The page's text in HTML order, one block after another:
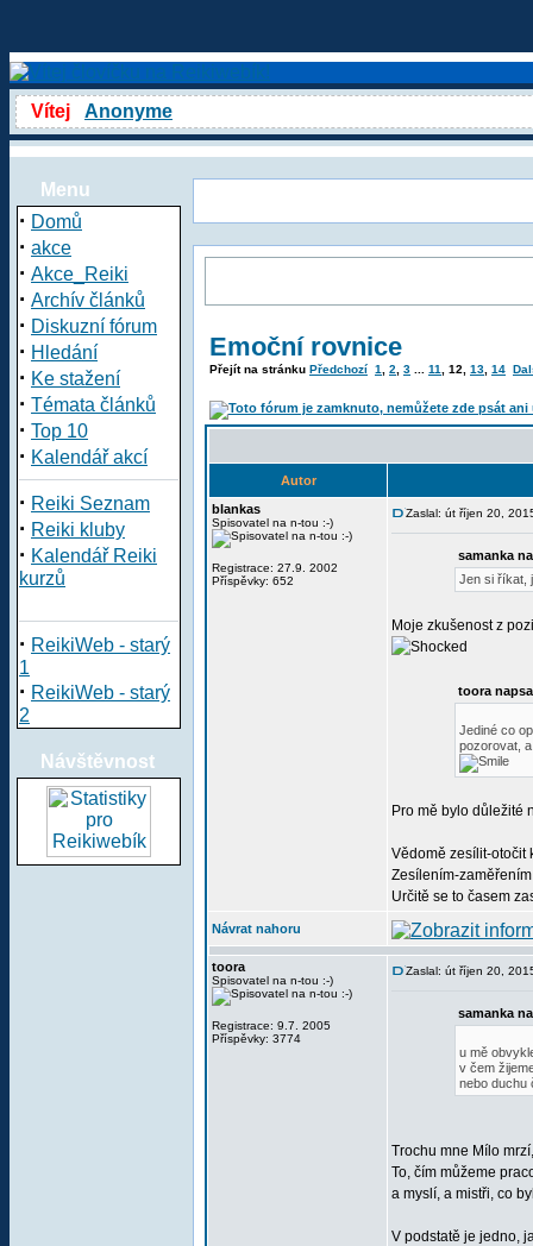
Vítej Anonyme
Menu
· Domů
· akce
· Akce_Reiki
· Archív článků
· Diskuzní fórum
· Hledání
· Ke stažení
· Témata článků
· Top 10
· Kalendář akcí
· Reiki Seznam
· Reiki kluby
· Kalendář Reiki
kurzů
· ReikiWeb - starý
1
· ReikiWeb - starý
2
Návštěvnost
Emoční rovnice
Přejít na stránku Předchozí 1 2 3 11 12 13 14
Autor
blankas
Spisovatel na n-tou :-)
Registrace: 27.9. 2002
Příspěvky: 652
Zaslal: út říjen 20,
samanka
Jen si říkat,
Moje zkušenost z
toora
Jediné co
pozorovat,
Pro mě bylo důležité
Vědomě zesílit-otočit
Zesílením-
Určitě se to časem
Návrat nahoru
toora
Spisovatel na n-tou :-)
Registrace: 9.7. 2005
Příspěvky: 3774
Zaslal: út říjen 20,
samanka
u mě
v čem
nebo duchu
Trochu mne Mílo
To, čím můžeme
a myslí, a mistři, co
V podstatě je jedno,